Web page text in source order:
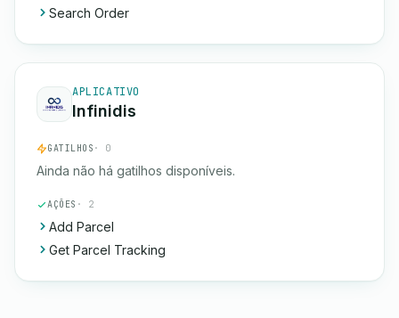
Search Order
APLICATIVO
Infinidis
GATILHOS · 0
Ainda não há gatilhos disponíveis.
AÇÕES · 2
Add Parcel
Get Parcel Tracking